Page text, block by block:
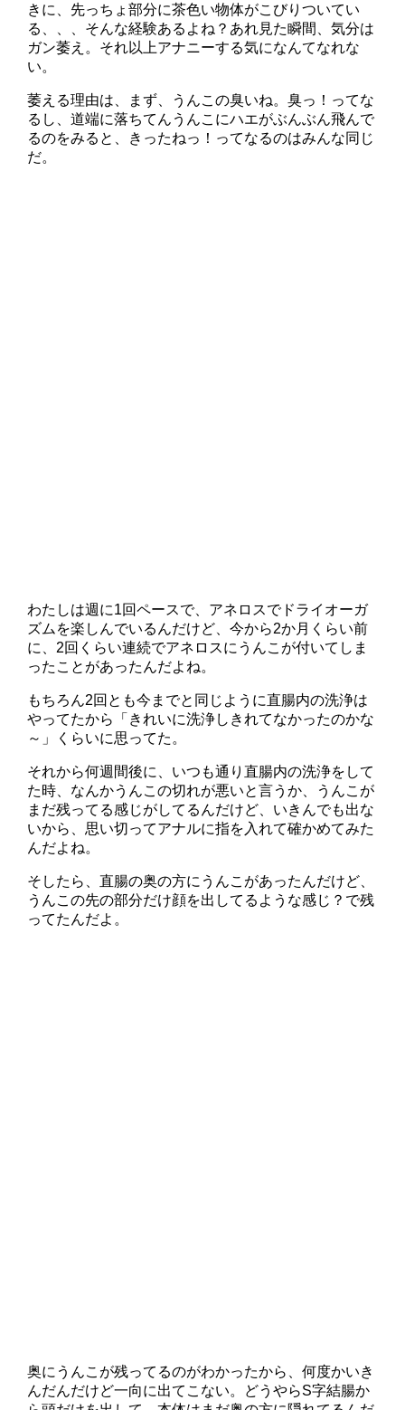
きに、先っちょ部分に茶色い物体がこびりついてい
る、、、そんな経験あるよね？あれ見た瞬間、気分は
ガン萎え。それ以上アナニーする気になんてなれな
い。
萎える理由は、まず、うんこの臭いね。臭っ！ってな
るし、道端に落ちてんうんこにハエがぶんぶん飛んで
るのをみると、きったねっ！ってなるのはみんな同じ
だ。
わたしは週に1回ペースで、アネロスでドライオーガ
ズムを楽しんでいるんだけど、今から2か月くらい前
に、2回くらい連続でアネロスにうんこが付いてしま
ったことがあったんだよね。
もちろん2回とも今までと同じように直腸内の洗浄は
やってたから「きれいに洗浄しきれてなかったのかな
～」くらいに思ってた。
それから何週間後に、いつも通り直腸内の洗浄をして
た時、なんかうんこの切れが悪いと言うか、うんこが
まだ残ってる感じがしてるんだけど、いきんでも出な
いから、思い切ってアナルに指を入れて確かめてみた
んだよね。
そしたら、直腸の奥の方にうんこがあったんだけど、
うんこの先の部分だけ顔を出してるような感じ？で残
ってたんだよ。
奥にうんこが残ってるのがわかったから、何度かいき
んだんだけど一向に出てこない。どうやらS字結腸か